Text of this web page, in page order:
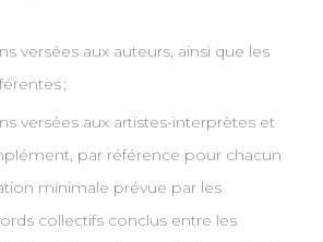
versées aux auteurs, ainsi que les
;
versées aux artistes-interprètes et
par référence pour chacun
minimale prévue par les
collectifs conclus entre les